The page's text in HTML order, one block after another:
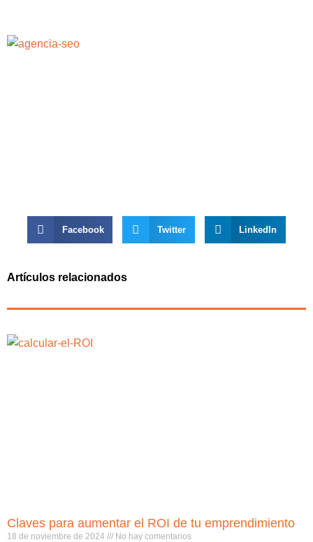
Facebook Twitter LinkedIn
Artículos relacionados
Claves para aumentar el ROI de tu emprendimiento
18 de noviembre de 2024 No hay comentarios